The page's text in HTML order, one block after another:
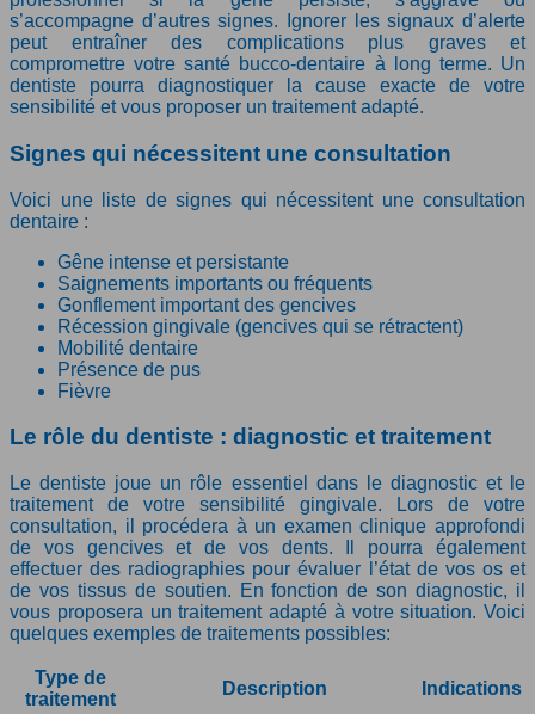
s’accompagne d’autres signes. Ignorer les signaux d’alerte
peut entraîner des complications plus graves et
compromettre votre santé bucco-dentaire à long terme. Un
dentiste pourra diagnostiquer la cause exacte de votre
sensibilité et vous proposer un traitement adapté.
Signes qui nécessitent une consultation
Voici une liste de signes qui nécessitent une consultation
dentaire :
Gêne intense et persistante
Saignements importants ou fréquents
Gonflement important des gencives
Récession gingivale (gencives qui se rétractent)
Mobilité dentaire
Présence de pus
Fièvre
Le rôle du dentiste : diagnostic et traitement
Le dentiste joue un rôle essentiel dans le diagnostic et le
traitement de votre sensibilité gingivale. Lors de votre
consultation, il procédera à un examen clinique approfondi
de vos gencives et de vos dents. Il pourra également
effectuer des radiographies pour évaluer l’état de vos os et
de vos tissus de soutien. En fonction de son diagnostic, il
vous proposera un traitement adapté à votre situation. Voici
quelques exemples de traitements possibles:
Type de
traitement
Description Indications